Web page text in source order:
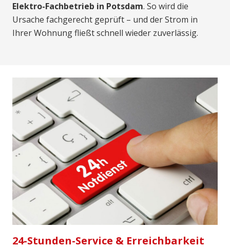
Elektro-Fachbetrieb in Potsdam. So wird die
Ursache fachgerecht geprüft – und der Strom in
Ihrer Wohnung fließt schnell wieder zuverlässig.
24-Stunden-Service & Erreichbarkeit